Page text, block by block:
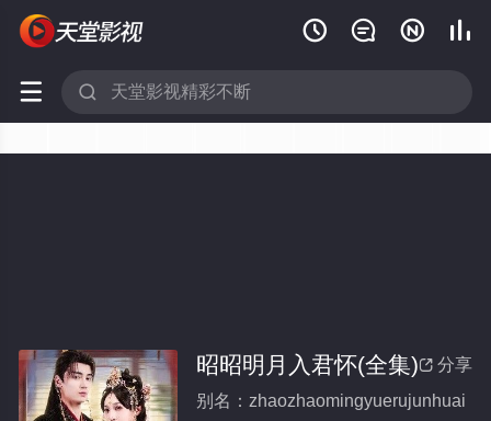
   
 
 分享
昭昭明月入君怀(全集)
别名：zhaozhaomingyuerujunhuai